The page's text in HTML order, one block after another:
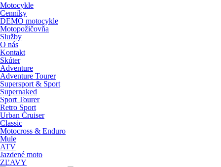
Motocykle
Cenníky
DEMO motocykle
Motopožičovňa
Služby
O nás
Kontakt
Skúter
Adventure
Adventure Tourer
Supersport & Sport
Supernaked
Sport Tourer
Retro Sport
Urban Cruiser
Classic
Motocross & Enduro
Mule
ATV
Jazdené moto
ZĽAVY